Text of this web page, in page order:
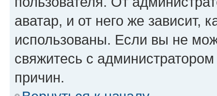
аватар, и от него же зависит,
использованы. Если вы не
свяжитесь с
причин.